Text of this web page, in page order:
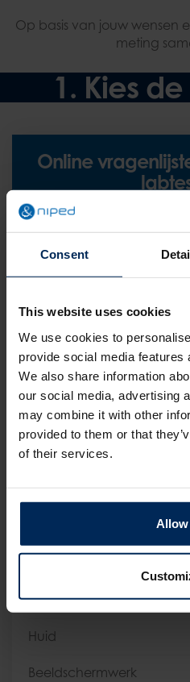
Consent
This website uses cookies
We use cookies to
provide social media features
We also share information
our social media, advertising
may combine it with other
provided to them or that
of their services.
Op basis van jouw wensen
meting
1. Kies
Online
Persoonlijke
Vragenlijst Gezondheid,
Meting van BMI en
Meting van bloeddruk en
Labtest voor cholesterol-
Online vragenlijsten
Gezond aan het werk
Gezond door de
Huid
Beeldschermwerk